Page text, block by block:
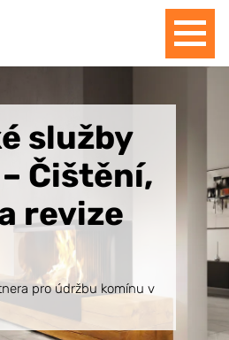
služby
Čištění,
revize
pro údržbu komínu v